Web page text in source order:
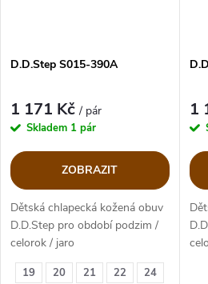
19 20 21 22
24
D.D.Step S015-390A
1 171 Kč/ pár
Skladem 1 pár
ZOBRAZIT
Dětská chlapecká kožená obuv
D.D.Step pro období podzim /
celorok / jaro
Velikosti 19-24
1